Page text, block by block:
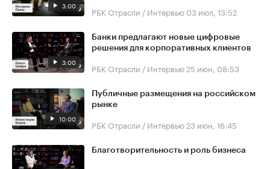
3:00 РБК Отрасли / Интервью 03 июл, 13:52
3:00
Банки предлагают новые цифровые
решения для корпоративных клиентов
РБК Отрасли / Интервью 25 июн, 08:53
10:00
Публичные размещения на российском
рынке
РБК Отрасли / Интервью 23 июн, 16:45
Благотворительность и роль бизнеса